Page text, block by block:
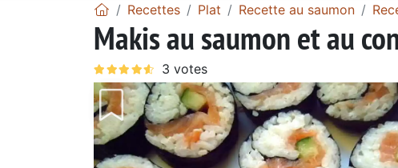
Recettes Plat Recette au saumon
Makis au saumon et au